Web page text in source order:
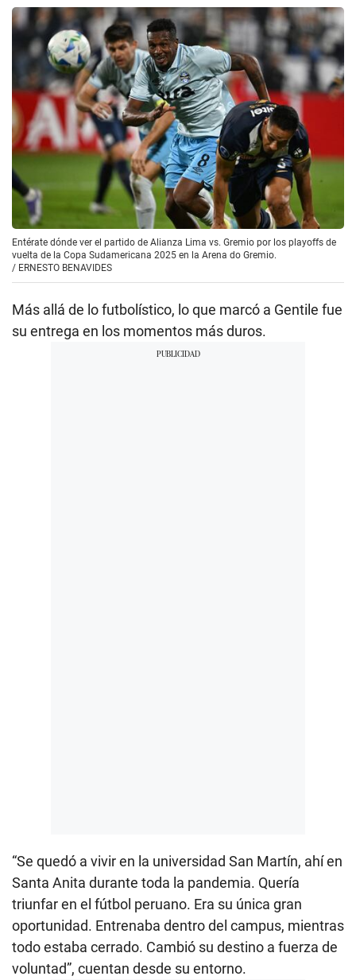
Entérate dónde ver el partido de Alianza Lima vs. Gremio por los playoffs de
vuelta de la Copa Sudamericana 2025 en la Arena do Gremio.
/ ERNESTO BENAVIDES
Más allá de lo futbolístico, lo que marcó a Gentile fue
su entrega en los momentos más duros.
“Se quedó a vivir en la universidad San Martín, ahí en
Santa Anita durante toda la pandemia. Quería
triunfar en el fútbol peruano. Era su única gran
oportunidad. Entrenaba dentro del campus, mientras
todo estaba cerrado. Cambió su destino a fuerza de
voluntad”, cuentan desde su entorno.